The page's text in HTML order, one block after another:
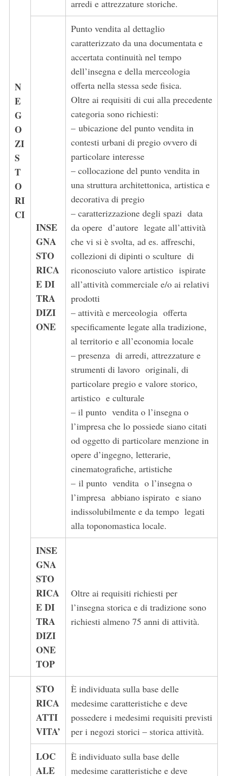
N
E
G
O
ZI
S
T
O
RI
CI
arredi e attrezzature storiche.
INSE
GNA
STO
RICA
E DI
TRA
DIZI
ONE
Punto vendita al dettaglio
caratterizzato da una documentata e
accertata continuità nel tempo
dell’insegna e della merceologia
offerta nella stessa sede fisica.
Oltre ai requisiti di cui alla precedente
categoria sono richiesti:
– ubicazione del punto vendita in
contesti urbani di pregio ovvero di
particolare interesse
– collocazione del punto vendita in
una struttura architettonica, artistica e
decorativa di pregio
– caratterizzazione degli spazi data
da opere d’autore legate all’attività
che vi si è svolta, ad es. affreschi,
collezioni di dipinti o sculture di
riconosciuto valore artistico ispirate
all’attività commerciale e/o ai relativi
prodotti
– attività e merceologia offerta
speciﬁcamente legate alla tradizione,
al territorio e all’economia locale
– presenza di arredi, attrezzature e
strumenti di lavoro originali, di
particolare pregio e valore storico,
artistico e culturale
– il punto vendita o l’insegna o
l’impresa che lo possiede siano citati
od oggetto di particolare menzione in
opere d’ingegno, letterarie,
cinematograﬁche, artistiche
– il punto vendita o l’insegna o
l’impresa abbiano ispirato e siano
indissolubilmente e da tempo legati
alla toponomastica locale.
INSE
GNA
STO
RICA
E DI
TRA
DIZI
ONE
TOP
Oltre ai requisiti richiesti per
l’insegna storica e di tradizione sono
richiesti almeno 75 anni di attività.
STO
RICA
ATTI
VITA’
È individuata sulla base delle
medesime caratteristiche e deve
possedere i medesimi requisiti previsti
per i negozi storici – storica attività.
LOC
ALE
È individuato sulla base delle
medesime caratteristiche e deve
S
e
a
r
c